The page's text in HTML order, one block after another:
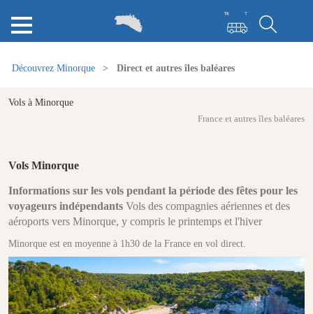
Découvrez Minorque Direct et autres îles baléares
Vols à Minorque
France et autres îles baléares
Vols Minorque
Informations sur les vols pendant la période des fêtes pour les
voyageurs indépendants Vols des compagnies aériennes et des
aéroports vers Minorque, y compris le printemps et l'hiver
Minorque est en moyenne à 1h30 de la France en vol direct.